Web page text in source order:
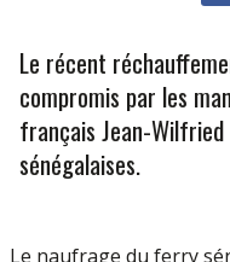
Le récent
compromis par les
français Jean-
sénégalaises.
Le naufrage du ferry